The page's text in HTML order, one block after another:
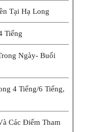
Tại Hạ Long
Tiếng
Ngày- Buổi
4 Tiếng/6 Tiếng,
Các Điểm Tham